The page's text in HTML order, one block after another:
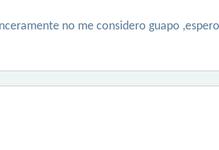
no me considero guapo